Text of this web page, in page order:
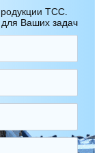
ТСС.
Ваших задач